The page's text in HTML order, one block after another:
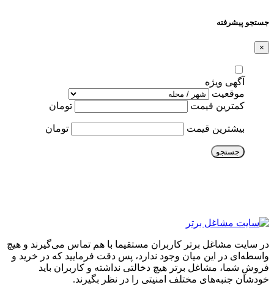
جستجو پیشرفته
×
آگهی ویژه
موقعیت
کمترین قیمت
تومان
بیشترین قیمت تومان
جستجو
در سایت مشاغل برتر کاربران مستقیما با هم تماس می‌گیرند و هیچ
واسطه‌ای در این میان وجود ندارد، پس دقت فرمایید که در خرید و
فروشِ شما، مشاغل برتر هیچ دخالتی نداشته و کاربران باید
خودشان جنبه‌های مختلف امنیتی را در نظر بگیرند.